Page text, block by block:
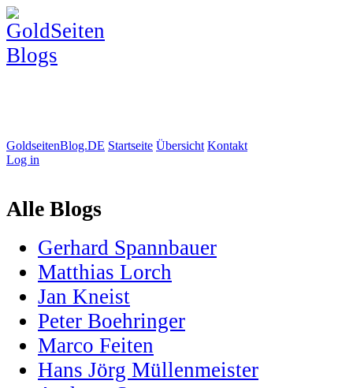
GoldseitenBlog.DE Startseite Übersicht Kontakt
Log in
Alle Blogs
Gerhard Spannbauer
Matthias Lorch
Jan Kneist
Peter Boehringer
Marco Feiten
Hans Jörg Müllenmeister